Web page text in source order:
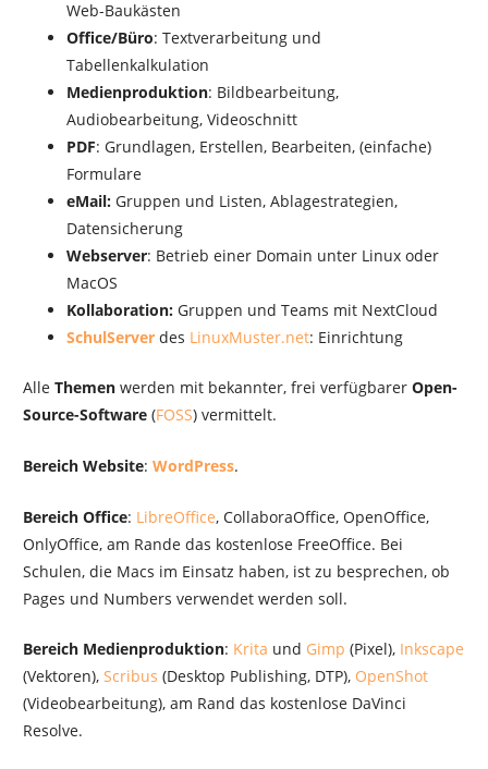
Web-Baukästen
Office/Büro: Textverarbeitung und
Tabellenkalkulation
Medienproduktion: Bildbearbeitung,
Audiobearbeitung, Videoschnitt
PDF: Grundlagen, Erstellen, Bearbeiten, (einfache)
Formulare
eMail:Gruppen und Listen, Ablagestrategien,
Datensicherung
Webserver: Betrieb einer Domain unter Linux oder
MacOS
Kollaboration:Gruppen und Teams mit NextCloud
SchulServer des LinuxMuster.net: Einrichtung
Alle Themenwerden mit bekannter, frei verfügbarer Open-
Source-Software(FOSS) vermittelt.
Bereich Website: WordPress.
Bereich Office: LibreOffice, CollaboraOffice, OpenOffice,
OnlyOffice, am Rande das kostenlose FreeOffice. Bei
Schulen, die Macs im Einsatz haben, ist zu besprechen, ob
Pages und Numbers verwendet werden soll.
Bereich Medienproduktion: Krita und Gimp (Pixel), Inkscape
(Vektoren), Scribus (Desktop Publishing, DTP), OpenShot
(Videobearbeitung), am Rand das kostenlose DaVinci
Resolve.